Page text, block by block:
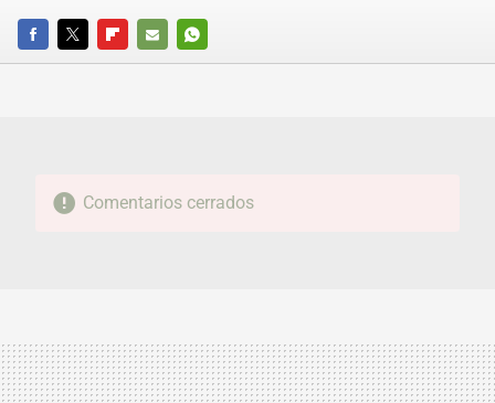
FACEBOOKTWITTERFLIPBOARD
E-
WHATSAPP
Comentarios cerrados